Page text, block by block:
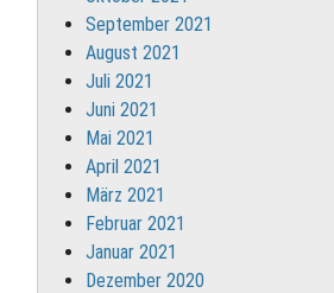
September 2021
August 2021
Juli 2021
Juni 2021
Mai 2021
April 2021
März 2021
Februar 2021
Januar 2021
Dezember 2020